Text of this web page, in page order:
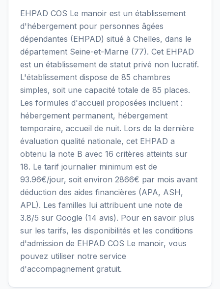
EHPAD COS Le manoir est un établissement
d'hébergement pour personnes âgées
dépendantes (EHPAD) situé à Chelles, dans le
département Seine-et-Marne (77). Cet EHPAD
est un établissement de statut privé non lucratif.
L'établissement dispose de 85 chambres
simples, soit une capacité totale de 85 places.
Les formules d'accueil proposées incluent :
hébergement permanent, hébergement
temporaire, accueil de nuit. Lors de la dernière
évaluation qualité nationale, cet EHPAD a
obtenu la note B avec 16 critères atteints sur
18. Le tarif journalier minimum est de
93.96€/jour, soit environ 2866€ par mois avant
déduction des aides financières (APA, ASH,
APL). Les familles lui attribuent une note de
3.8/5 sur Google (14 avis). Pour en savoir plus
sur les tarifs, les disponibilités et les conditions
d'admission de EHPAD COS Le manoir, vous
pouvez utiliser notre service
d'accompagnement gratuit.